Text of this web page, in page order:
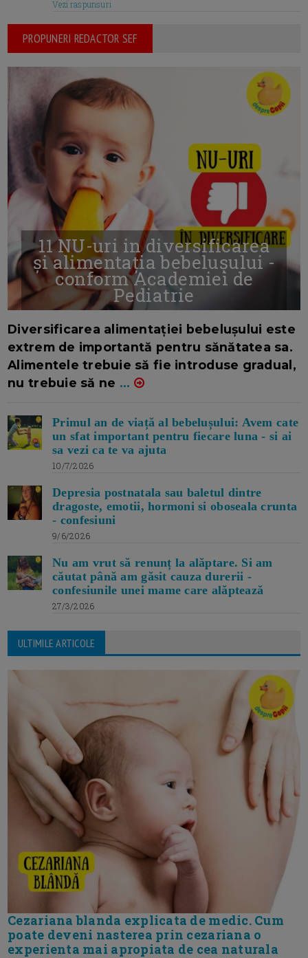
Vezi raspunsuri
PROPUNERI REDACTOR SEF
11 NU-uri in diversificarea
și alimentația bebelușului -
conform Academiei de
Pediatrie
Diversificarea alimentației bebelușului este
extrem de importantă pentru sănătatea sa.
Alimentele trebuie să fie introduse gradual,
nu trebuie să ne ...
Primul an de viață al bebelușului: Avem cate
un sfat important pentru fiecare luna - si ai
sa vezi ca te va ajuta
10/7/2026
Depresia postnatala sau baletul dintre
dragoste, emotii, hormoni si oboseala crunta
- confesiuni
9/6/2026
Nu am vrut să renunț la alăptare. Si am
căutat până am găsit cauza durerii -
confesiunile unei mame care alăptează
27/3/2026
ULTIMILE ARTICOLE
Cezariana blanda explicata de medic. Cum
poate deveni nasterea prin cezariana o
experienta mai apropiata de cea naturala